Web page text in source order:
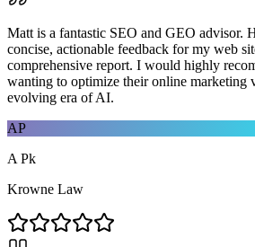
Matt is a fantastic SEO and GEO advisor.
concise, actionable feedback for my web
comprehensive report. I would highly
wanting to optimize their online
evolving era of AI.
AP
A Pk
Krowne Law